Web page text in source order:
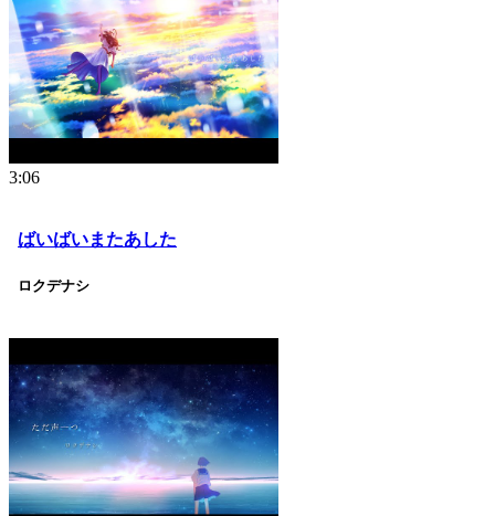
3:06
ばいばいまたあした
ロクデナシ